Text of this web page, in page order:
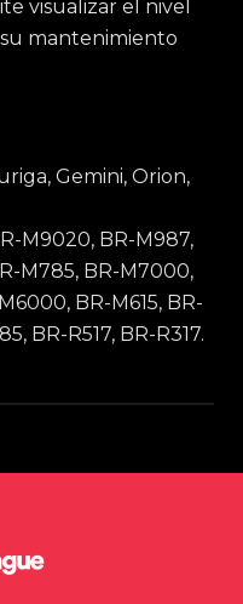
visualizar el nivel
mantenimiento
Gemini, Orion,
M9020, BR-M987,
M785, BR-M7000,
BR-M615, BR-
BR-R517, BR-R317.